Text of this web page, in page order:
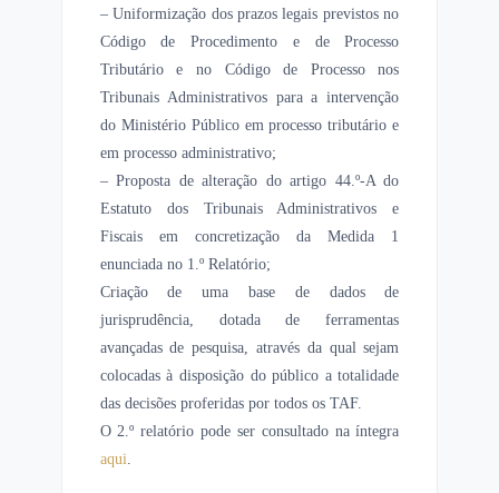
– Uniformização dos prazos legais previstos no
Código de Procedimento e de Processo
Tributário e no Código de Processo nos
Tribunais Administrativos para a intervenção
do Ministério Público em processo tributário e
em processo administrativo;
– Proposta de alteração do artigo 44.º-A do
Estatuto dos Tribunais Administrativos e
Fiscais em concretização da Medida 1
enunciada no 1.º Relatório;
Criação de uma base de dados de
jurisprudência, dotada de ferramentas
avançadas de pesquisa, através da qual sejam
colocadas à disposição do público a totalidade
das decisões proferidas por todos os TAF.
O 2.º relatório pode ser consultado na íntegra
aqui